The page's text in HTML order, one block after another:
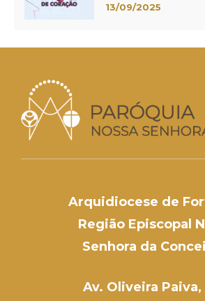
13/09/2025
Arquidiocese de
Região Episcopal
Senhora da
Av. Oliveira Paiva,